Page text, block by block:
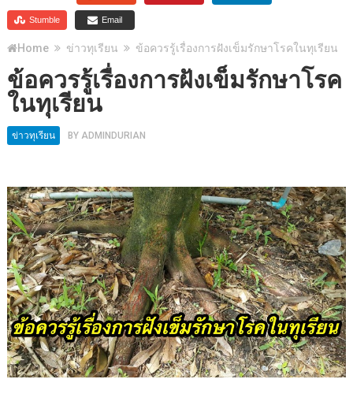
Stumble Email
Home ข่าวทุเรียน ข้อควรรู้เรื่องการฝังเข็มรักษาโรคในทุเรียน
ข้อควรรู้เรื่องการฝังเข็มรักษาโรค
ในทุเรียน
ข่าวทุเรียน BY ADMINDURIAN